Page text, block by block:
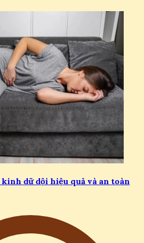
kinh dữ dội hiệu quả và an toàn